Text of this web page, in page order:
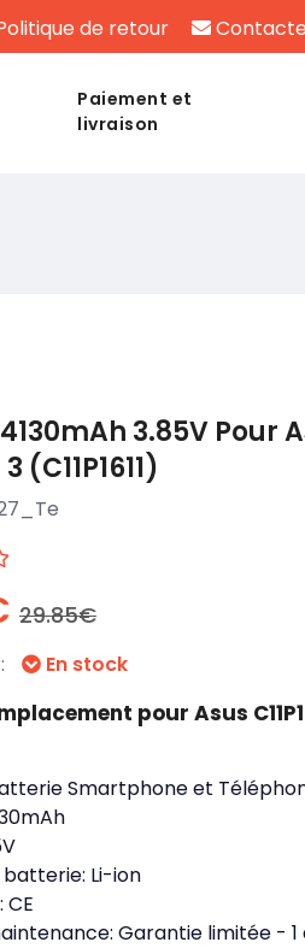
de retour
Paiement et
livraison
3.85V Pour
(C11P1611)
29.85€
En stock
pour Asus
Smartphone et
batterie: Li-ion
CE
Garantie limitée - 1